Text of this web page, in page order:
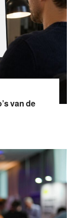
van de